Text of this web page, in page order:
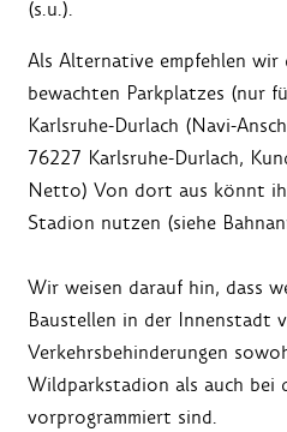
(s.u.).
Als Alternative empfehlen wir
bewachten Parkplatzes (nur
Karlsruhe-Durlach (Navi-
76227 Karlsruhe-Durlach,
Netto) Von dort aus könnt
Stadion nutzen (siehe
Wir weisen darauf hin, dass
Baustellen in der Innenstadt
Verkehrsbehinderungen
Wildparkstadion als auch bei
vorprogrammiert sind.